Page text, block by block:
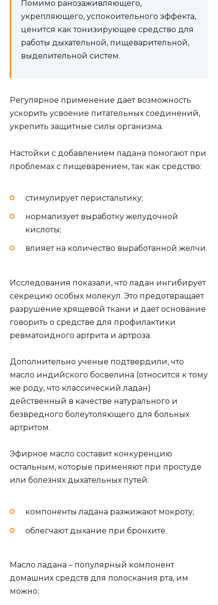
Помимо ранозаживляющего,
укрепляющего, успокоительного эффекта,
ценится как тонизирующее средство для
работы дыхательной, пищеварительной,
выделительной систем.
Регулярное применение дает возможность
ускорить усвоение питательных соединений,
укрепить защитные силы организма.
Настойки с добавлением ладана помогают при
проблемах с пищеварением, так как средство:
стимулирует перистальтику;
нормализует выработку желудочной
кислоты;
влияет на количество выработанной желчи.
Исследования показали, что ладан ингибирует
секрецию особых молекул. Это предотвращает
разрушение хрящевой ткани и дает основание
говорить о средстве для профилактики
ревматоидного артрита и артроза.
Дополнительно ученые подтвердили, что
масло индийского босвелина (относится к тому
же роду, что классический ладан)
действенный в качестве натурального и
безвредного болеутоляющего для больных
артритом.
Эфирное масло составит конкуренцию
остальным, которые применяют при простуде
или болезнях дыхательных путей:
компоненты ладана разжижают мокроту;
облегчают дыхание при бронхите.
Масло ладана – популярный компонент
домашних средств для полоскания рта, им
можно: